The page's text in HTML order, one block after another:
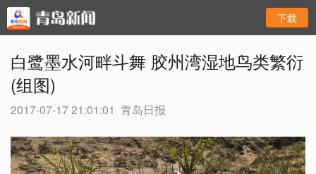
下载
白鹭墨水河畔斗舞 胶州湾湿地鸟类繁衍
(组图)
2017-07-17 21:01:01 青岛日报